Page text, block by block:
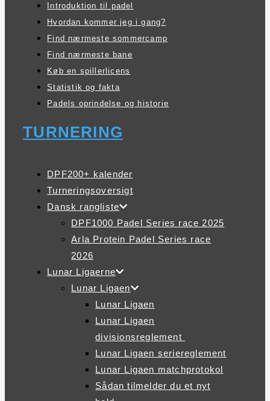
Introduktion til padel
Hvordan kommer jeg i gang?
Find nærmeste sommercamp
Find nærmeste bane
Køb en spillerlicens
Statistik og fakta
Padels oprindelse og historie
TURNERING
DPF200+ kalender
Turneringsoversigt
Dansk rangliste
DPF1000 Padel Series race 2025
Arla Protein Padel Series race
2026
Lunar Ligaerne
Lunar Ligaen
Lunar Ligaen
Lunar Ligaen
divisionsreglement
Lunar Ligaen seriereglement
Lunar Ligaen matchprotokol
Sådan tilmelder du et nyt